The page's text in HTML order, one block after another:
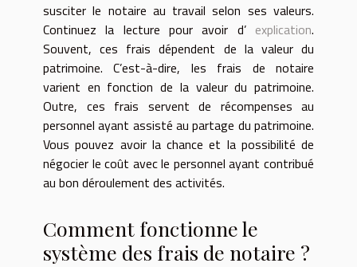
susciter le notaire au travail selon ses valeurs.
Continuez la lecture pour avoir d’ explication.
Souvent, ces frais dépendent de la valeur du
patrimoine. C’est-à-dire, les frais de notaire
varient en fonction de la valeur du patrimoine.
Outre, ces frais servent de récompenses au
personnel ayant assisté au partage du patrimoine.
Vous pouvez avoir la chance et la possibilité de
négocier le coût avec le personnel ayant contribué
au bon déroulement des activités.
Comment fonctionne le
système des frais de notaire ?